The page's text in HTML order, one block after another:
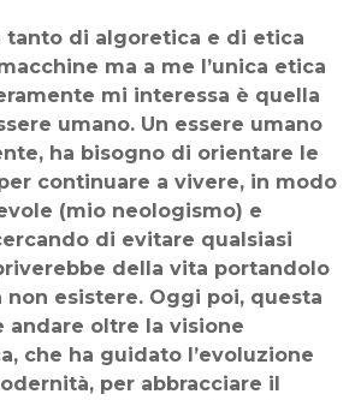
ma a me l’unica etica
mi interessa è quella
umano. Un essere umano
ha bisogno di orientare le
continuare a vivere, in modo
(mio neologismo) e
di evitare qualsiasi
della vita portandolo
non esistere. Oggi poi, questa
andare oltre la visione
che ha guidato l’evoluzione
per abbracciare il